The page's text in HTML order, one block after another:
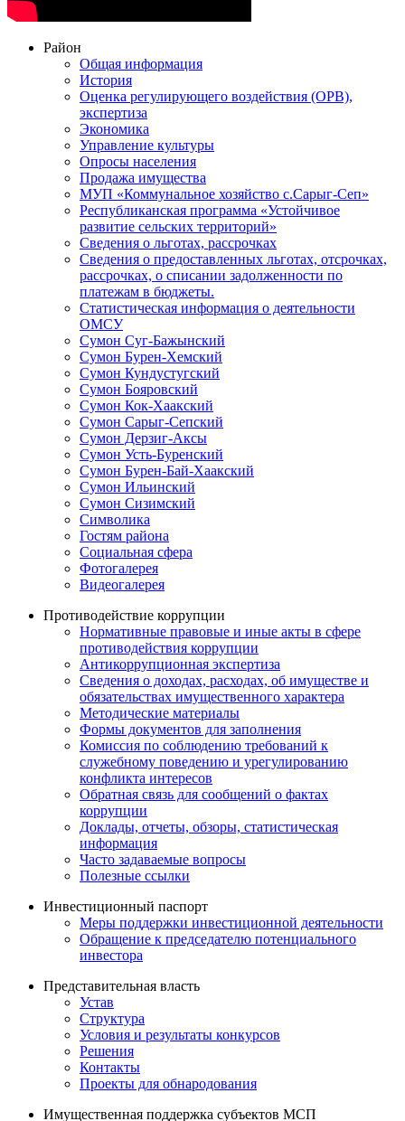
Район
Общая информация
История
Оценка регулирующего воздействия (ОРВ),
экспертиза
Экономика
Управление культуры
Опросы населения
Продажа имущества
МУП «Коммунальное хозяйство с.Сарыг-Сеп»
Республиканская программа «Устойчивое
развитие сельских территорий»
Сведения о льготах, рассрочках
Сведения о предоставленных льготах, отсрочках,
рассрочках, о списании задолженности по
платежам в бюджеты.
Статистическая информация о деятельности
ОМСУ
Сумон Суг-Бажынский
Сумон Бурен-Хемский
Сумон Кундустугский
Сумон Бояровский
Сумон Кок-Хаакский
Сумон Сарыг-Сепский
Сумон Дерзиг-Аксы
Сумон Усть-Буренский
Сумон Бурен-Бай-Хаакский
Сумон Ильинский
Сумон Сизимский
Символика
Гостям района
Социальная сфера
Фотогалерея
Видеогалерея
Противодействие коррупции
Нормативные правовые и иные акты в сфере
противодействия коррупции
Антикоррупционная экспертиза
Сведения о доходах, расходах, об имуществе и
обязательствах имущественного характера
Методические материалы
Формы документов для заполнения
Комиссия по соблюдению требований к
служебному поведению и урегулированию
конфликта интересов
Обратная связь для сообщений о фактах
коррупции
Доклады, отчеты, обзоры, статистическая
информация
Часто задаваемые вопросы
Полезные ссылки
Инвестиционный паспорт
Меры поддержки инвестиционной деятельности
Обращение к председателю потенциального
инвестора
Представительная власть
Устав
Структура
Условия и результаты конкурсов
Решения
Контакты
Проекты для обнародования
Имущественная поддержка субъектов МСП